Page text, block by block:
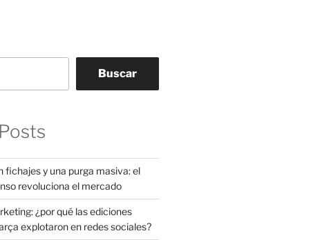
Buscar
fichajes y una purga masiva: el
revoluciona el mercado
¿por qué las ediciones
explotaron en redes sociales?